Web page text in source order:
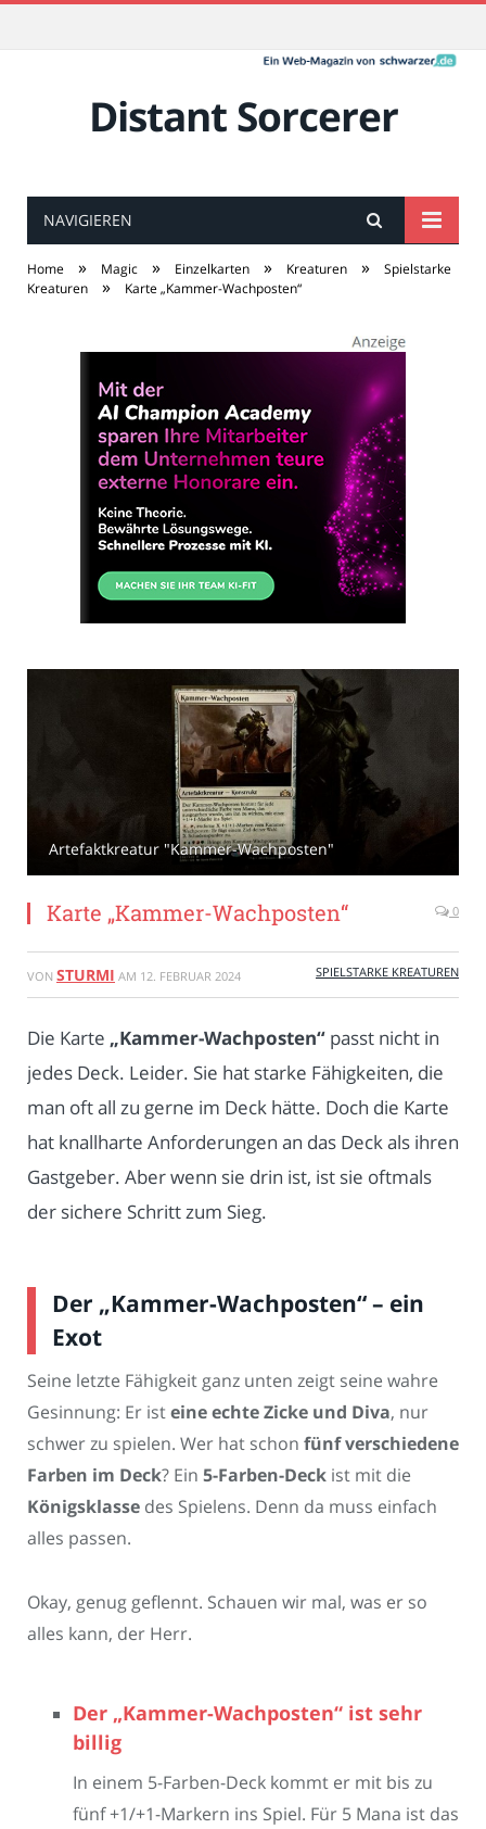
Distant Sorcerer
NAVIGIEREN
Home » Magic » Einzelkarten » Kreaturen »
Spielstarke
Kreaturen
» Karte „Kammer-Wachposten“
Artefaktkreatur "Kammer-Wachposten"
Karte „Kammer-Wachposten“ 0
VON STURMI AM 12. FEBRUAR 2024 SPIELSTARKE KREATUREN
Die Karte „Kammer-Wachposten“ passt nicht in
jedes Deck. Leider. Sie hat starke Fähigkeiten, die
man oft all zu gerne im Deck hätte. Doch die Karte
hat knallharte Anforderungen an das Deck als ihren
Gastgeber. Aber wenn sie drin ist, ist sie oftmals
der sichere Schritt zum Sieg.
Der „Kammer-Wachposten“ – ein
Exot
Seine letzte Fähigkeit ganz unten zeigt seine wahre
Gesinnung: Er isteine echte Zicke und Diva, nur
schwer zu spielen. Wer hat schon fünf verschiedene
Farben im Deck? Ein 5-Farben-Deck ist mit die
Königsklasse des Spielens. Denn da muss einfach
alles passen.
Okay, genug geflennt. Schauen wir mal, was er so
alles kann, der Herr.
Der „Kammer-Wachposten“ ist sehr
billig
In einem 5-Farben-Deck kommt er mit bis zu
fünf +1/+1-Markern ins Spiel. Für 5 Mana ist das